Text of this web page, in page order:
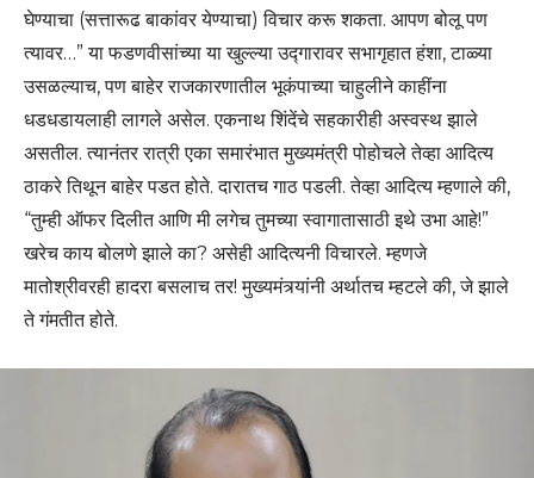
घेण्याचा (सत्तारूढ बाकांवर येण्याचा) विचार करू शकता. आपण बोलू पण
त्यावर…” या फडणवीसांच्या या खुल्ल्या उद्गारावर सभागृहात हंशा, टाळ्या
उसळल्याच, पण बाहेर राजकारणातील भूकंपाच्या चाहुलीने काहींना
धडधडायलाही लागले असेल. एकनाथ शिंदेंचे सहकारीही अस्वस्थ झाले
असतील. त्यानंतर रात्री एका समारंभात मुख्यमंत्री पोहोचले तेव्हा आदित्य
ठाकरे तिथून बाहेर पडत होते. दारातच गाठ पडली. तेव्हा आदित्य म्हणाले की,
“तुम्ही ऑफर दिलीत आणि मी लगेच तुमच्या स्वागातासाठी इथे उभा आहे!”
खरेच काय बोलणे झाले का? असेही आदित्यनी विचारले. म्हणजे
मातोश्रीवरही हादरा बसलाच तर! मुख्यमंत्र्यांनी अर्थातच म्हटले की, जे झाले
ते गंमतीत होते.